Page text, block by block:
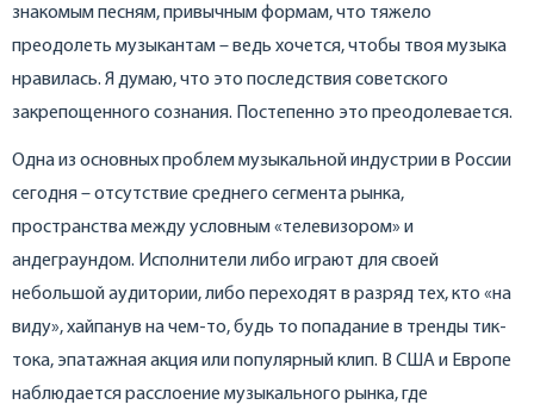
знакомым песням, привычным формам, что тяжело
преодолеть музыкантам – ведь хочется, чтобы твоя музыка
нравилась. Я думаю, что это последствия советского
закрепощенного сознания. Постепенно это преодолевается.
Одна из основных проблем музыкальной индустрии в России
сегодня – отсутствие среднего сегмента рынка,
пространства между условным «телевизором» и
андеграундом. Исполнители либо играют для своей
небольшой аудитории, либо переходят в разряд тех, кто «на
виду», хайпанув на чем-то, будь то попадание в тренды тик-
тока, эпатажная акция или популярный клип. В США и Европе
наблюдается расслоение музыкального рынка, где